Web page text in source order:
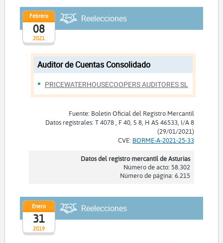
2021
Febrero
08
Reelecciones
Auditor de Cuentas Consolidado
PRICEWATERHOUSECOOPERS AUDITORES SL
Fuente: Boletín Oficial del Registro Mercantil
Datos registrales: T 4078 , F 40, S 8, H AS 46533, I/A 8
(29/01/2021)
CVE: BORME-A-2021-25-33
Datos del registro mercantil de Asturias
Número de acto: 58.302
Número de página: 6.215
2019
Enero
31
Reelecciones